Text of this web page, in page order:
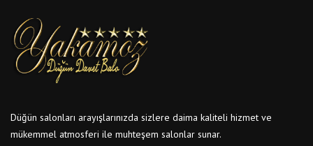
Düğün salonları arayışlarınızda sizlere daima kaliteli hizmet ve
mükemmel atmosferi ile muhteşem salonlar sunar.